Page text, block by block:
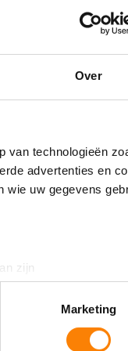
Over
van technologieën
advertenties en
wie uw gegevens
zijn
detailgedeeltein. U
Marketing
gevolgen van
volop
Almere die
kun je